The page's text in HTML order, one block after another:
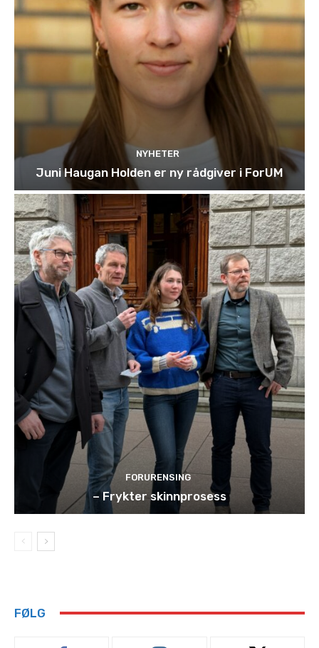
NYHETER
Juni Haugan Holden er ny rådgiver i ForUM
FORURENSING
– Frykter skinnprosess
FØLG